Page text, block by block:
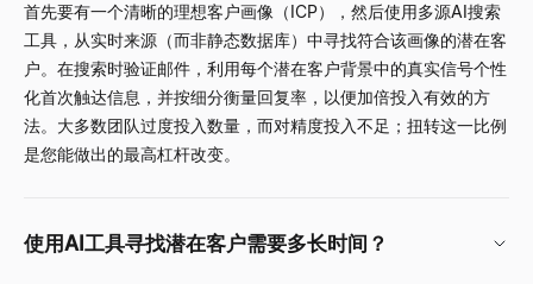
首先要有一个清晰的理想客户画像（ICP），然后使用多源AI搜索
工具，从实时来源（而非静态数据库）中寻找符合该画像的潜在客
户。在搜索时验证邮件，利用每个潜在客户背景中的真实信号个性
化首次触达信息，并按细分衡量回复率，以便加倍投入有效的方
法。大多数团队过度投入数量，而对精度投入不足；扭转这一比例
是您能做出的最高杠杆改变。
使用AI工具寻找潜在客户需要多长时间？